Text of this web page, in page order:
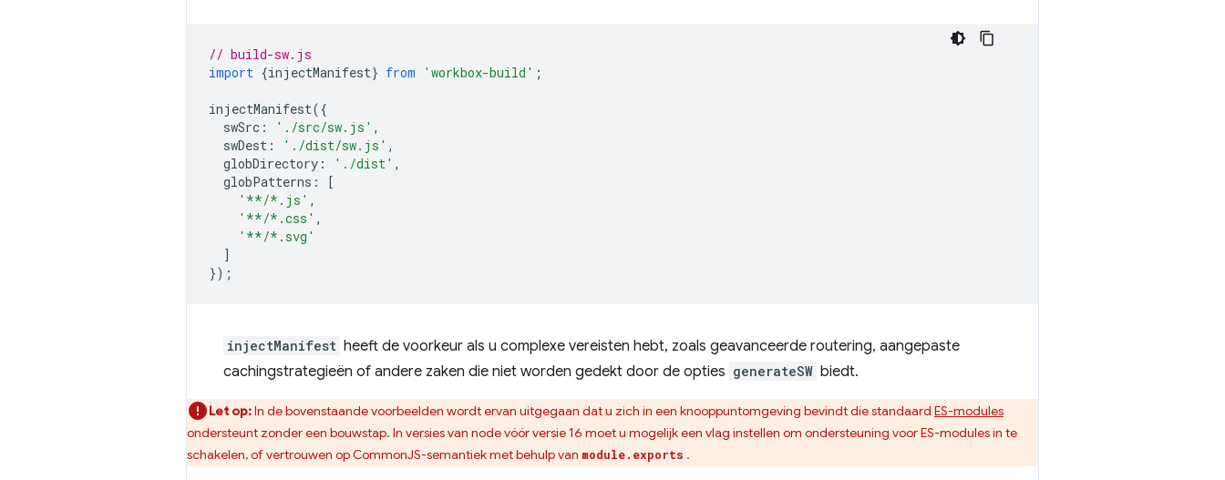
// build-sw.js
import {injectManifest} from 'workbox-build' ;
injectManifest({
swSrc : './src/sw.js' ,
swDest : './dist/sw.js' ,
globDirectory : './dist' ,
globPatterns :
[
'**/*.js' ,
'**/*.css' ,
'**/*.svg'
]
});
injectManifest heeft de voorkeur als u complexe vereisten hebt, zoals geavanceerde routering, aangepaste
cachingstrategieën of andere zaken die niet worden gedekt door de opties generateSW biedt.
Let op:In de bovenstaande voorbeelden wordt ervan uitgegaan dat u zich in een knooppuntomgeving bevindt die standaard ES-modules
ondersteunt zonder een bouwstap. In versies van node vóór versie 16 moet u mogelijk een vlag instellen om ondersteuning voor ES-modules in te
schakelen, of vertrouwen op CommonJS-semantiek met behulp van module.exports .